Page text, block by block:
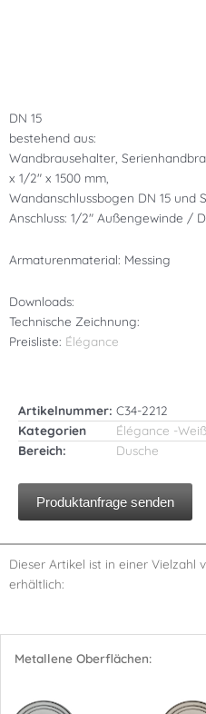
DN 15
bestehend aus:
Wandbrausehalter,
x 1/2″ x 1500 mm,
Wandanschlussbogen DN 15 und
Anschluss: 1/2″ Außengewinde /
Armaturenmaterial: Messing
Downloads:
Technische Zeichnung:
Preisliste: Élégance
Artikelnummer: C34-2212
Kategorien
Élégance -Weiß
Bereich:
Dusche
Produktanfrage senden
Dieser Artikel ist in einer Vielzahl
erhältlich:
Metallene Oberflächen: